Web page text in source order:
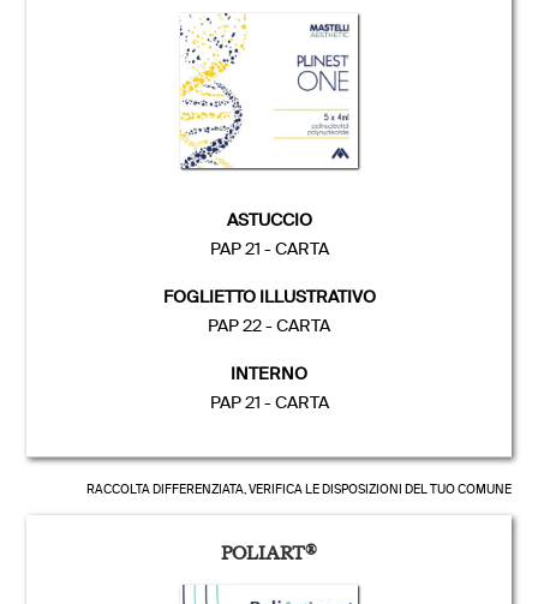
ASTUCCIO
PAP 21 - CARTA
FOGLIETTO ILLUSTRATIVO
PAP 22 - CARTA
INTERNO
PAP 21 - CARTA
RACCOLTA DIFFERENZIATA, VERIFICA LE DISPOSIZIONI DEL TUO COMUNE
POLIART®